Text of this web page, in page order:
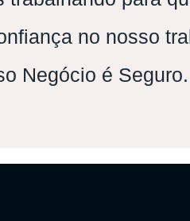
no nosso
Negócio é Seguro.